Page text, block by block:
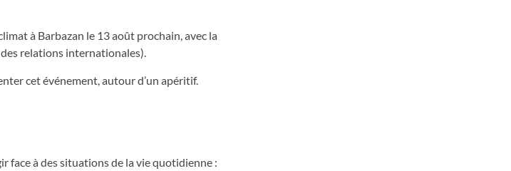
à Barbazan le 13 août prochain, avec la
relations internationales).
cet événement, autour d’un apéritif.
face à des situations de la vie quotidienne :